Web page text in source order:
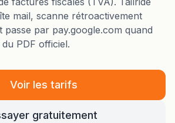
mail, scanne rétroactivement
par pay.google.com quand
PDF officiel.
Voir les tarifs
gratuitement